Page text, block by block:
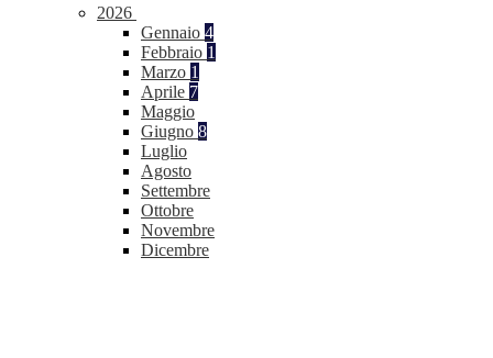
2026
Gennaio 4
Febbraio 1
Marzo 1
Aprile 7
Maggio
Giugno 8
Luglio
Agosto
Settembre
Ottobre
Novembre
Dicembre